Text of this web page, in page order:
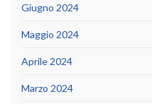
Giugno 2024
Maggio 2024
Aprile 2024
Marzo 2024